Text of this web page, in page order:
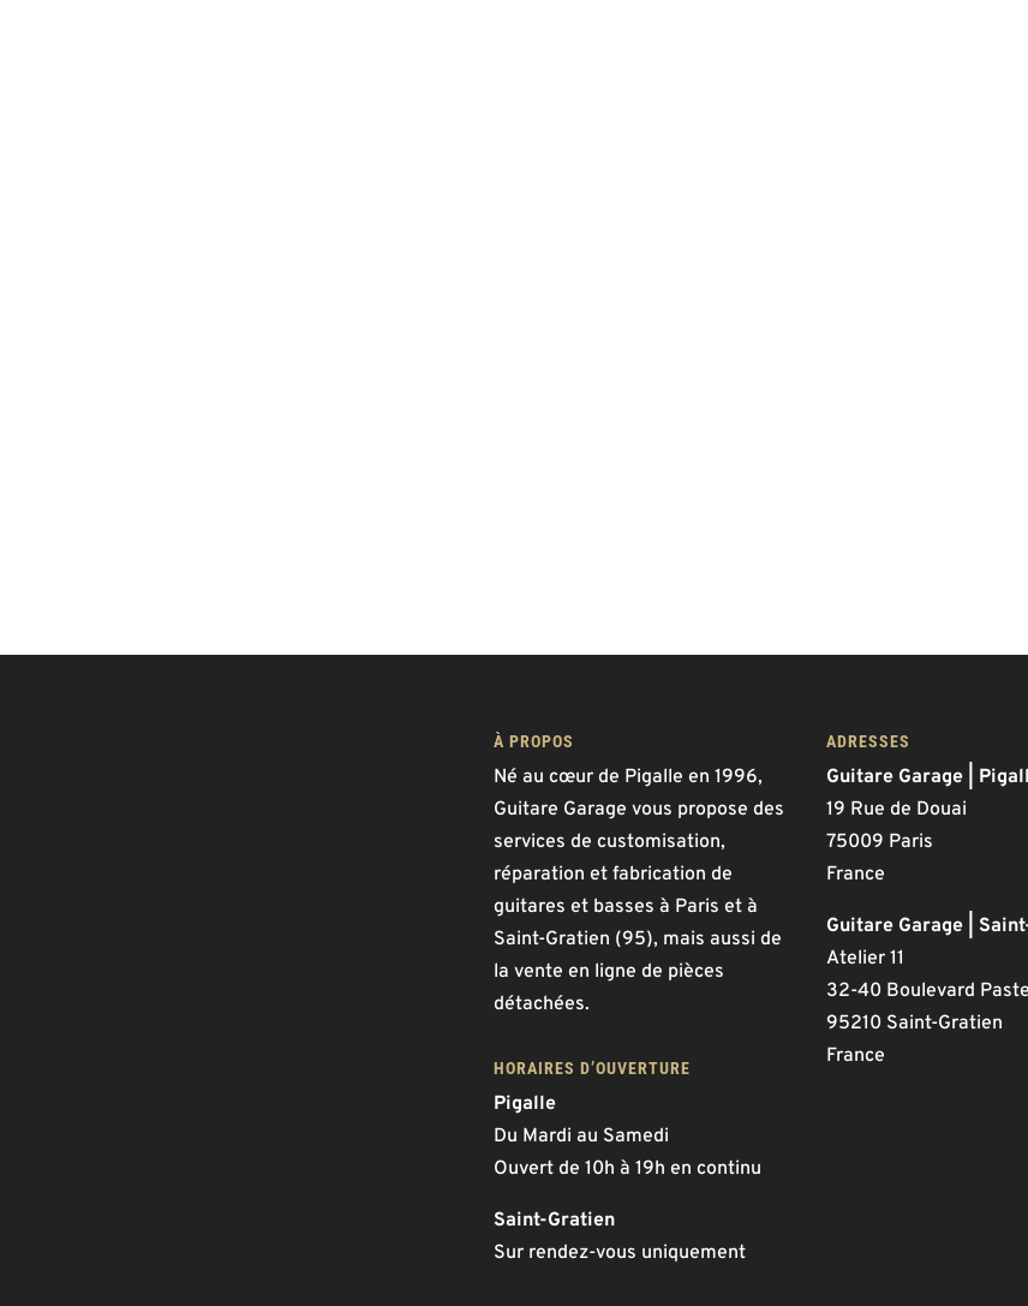
À PROPOS
Né au cœur de Pigalle en 1996,
Guitare Garage vous propose des
services de customisation,
réparation et fabrication de
guitares et basses à Paris et à
Saint-Gratien (95), mais aussi de
la vente en ligne de pièces
détachées.
HORAIRES D’OUVERTURE
Pigalle
Du Mardi au Samedi
Ouvert de 10h à 19h en continu
Saint-Gratien
Sur rendez-vous uniquement
ADRESSES
Guitare Garage |
19 Rue de Douai
75009 Paris
France
Guitare Garage |
Atelier 11
32-40 Boulevard
95210 Saint-Gratien
France